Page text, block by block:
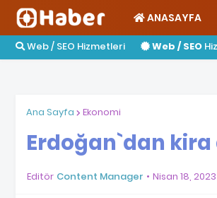
ANASAYFA
Web / SEO Hizmetleri Web / SEO
Ana Sayfa Ekonomi
Erdoğan`dan kira
Editör Content Manager Nisan 18, 2023